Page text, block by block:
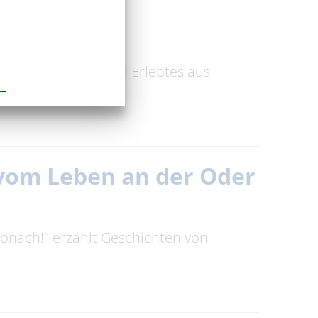
Geschichten und Erlebtes aus
Leben an der Oder
erzählt Geschichten von